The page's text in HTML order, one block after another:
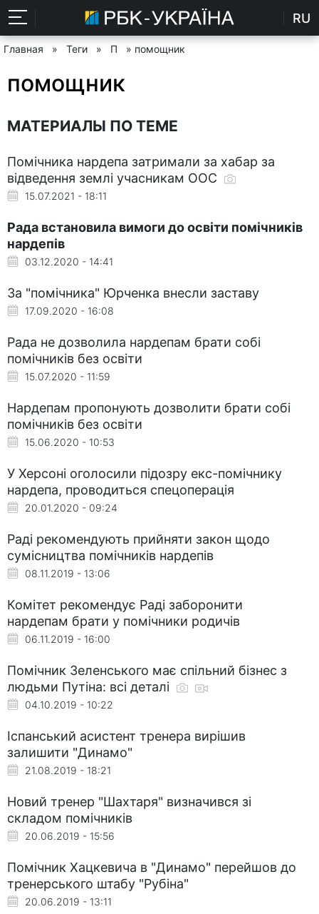
RU
Главная » Теги » П » помощник
помощник
МАТЕРИАЛЫ ПО ТЕМЕ
Помічника нардепа затримали за хабар за
відведення землі учасникам ООС
15.07.2021 - 18:11
Рада встановила вимоги до освіти помічників
нардепів
03.12.2020 - 14:41
За "помічника" Юрченка внесли заставу
17.09.2020 - 16:08
Рада не дозволила нардепам брати собі
помічників без освіти
15.07.2020 - 11:59
Нардепам пропонують дозволити брати собі
помічників без освіти
15.06.2020 - 10:53
У Херсоні оголосили підозру екс-помічнику
нардепа, проводиться спецоперація
20.01.2020 - 09:24
Раді рекомендують прийняти закон щодо
сумісництва помічників нардепів
08.11.2019 - 13:06
Комітет рекомендує Раді заборонити
нардепам брати у помічники родичів
06.11.2019 - 16:00
Помічник Зеленського має спільний бізнес з
людьми Путіна: всі деталі
04.10.2019 - 10:22
Іспанський асистент тренера вирішив
залишити "Динамо"
21.08.2019 - 18:21
Новий тренер "Шахтаря" визначився зі
складом помічників
20.06.2019 - 15:56
Помічник Хацкевича в "Динамо" перейшов до
тренерського штабу "Рубіна"
20.06.2019 - 13:11